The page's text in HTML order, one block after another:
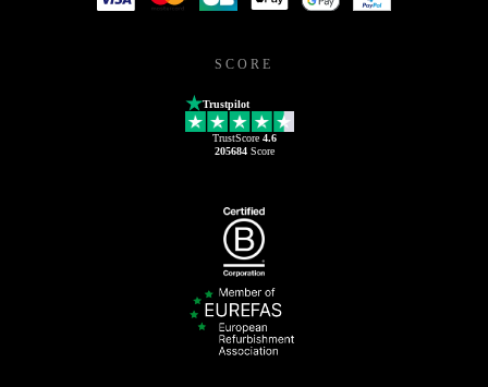
SCORE
Trustpilot
TrustScore 4.6
205684Score